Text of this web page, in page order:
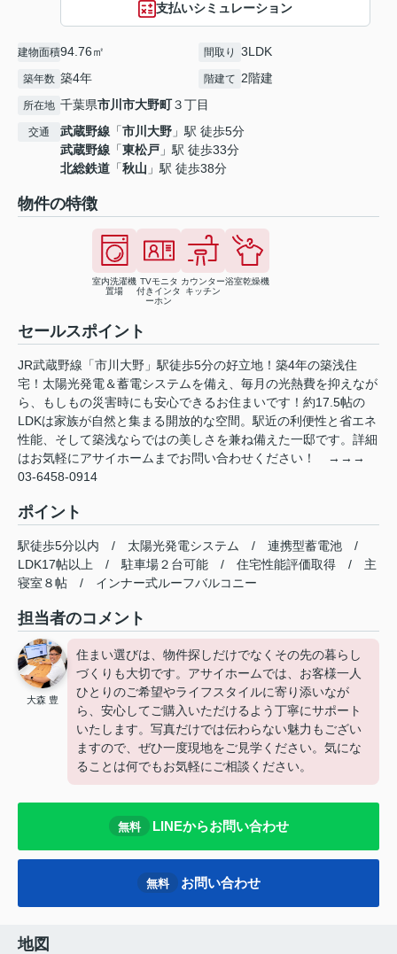
支払いシミュレーション
建物面積94.76㎡ 間取り 3LDK
築年数 築4年 階建て 2階建
所在地 千葉県市川市大野町３丁目
交通 武蔵野線 「市川大野 」駅 徒歩5分
武蔵野線 「東松戸 」駅 徒歩33分
北総鉄道 「秋山 」駅 徒歩38分
物件の特徴
室内洗濯機
置場
TVモニタ
付きインタ
ーホン
カウンター
キッチン
浴室乾燥機
セールスポイント
JR武蔵野線「市川大野」駅徒歩5分の好立地！築4年の築浅住
宅！太陽光発電＆蓄電システムを備え、毎月の光熱費を抑えなが
ら、もしもの災害時にも安心できるお住まいです！約17.5帖の
LDKは家族が自然と集まる開放的な空間。駅近の利便性と省エネ
性能、そして築浅ならではの美しさを兼ね備えた一邸です。詳細
はお気軽にアサイホームまでお問い合わせください！ →→→
03-6458-0914
ポイント
駅徒歩5分以内 / 太陽光発電システム / 連携型蓄電池
/
LDK17帖以上
/ 駐車場２台可能 / 住宅性能評価取得 /
主
寝室８帖
/ インナー式ルーフバルコニー
担当者のコメント
大森 豊
住まい選びは、物件探しだけでなくその先の暮らし
づくりも大切です。アサイホームでは、お客様一人
ひとりのご希望やライフスタイルに寄り添いなが
ら、安心してご購入いただけるよう丁寧にサポート
いたします。写真だけでは伝わらない魅力もござい
ますので、ぜひ一度現地をご見学ください。気にな
ることは何でもお気軽にご相談ください。
無料 LINEからお問い合わせ
無料 お問い合わせ
地図